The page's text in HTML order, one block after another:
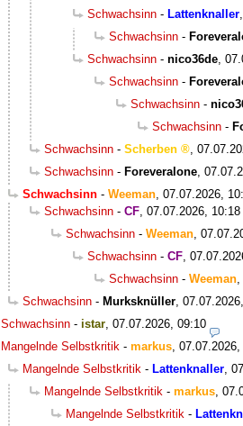
Schwachsinn - Lattenknaller
Schwachsinn -
Schwachsinn - nico36de
Schwachsinn -
Schwachsinn -
Schwachsinn -
Schwachsinn - Scherben
Schwachsinn - Foreveralone
Schwachsinn - Weeman 07.07.2026,
Schwachsinn - CF 07.07.2026, 10:18
Schwachsinn - Weeman
Schwachsinn - CF
Schwachsinn - Weeman
Schwachsinn - Murksknüller
Schwachsinn - istar 07.07.2026, 09:10
Mangelnde Selbstkritik - markus
Mangelnde Selbstkritik - Lattenknaller
Mangelnde Selbstkritik - markus
Mangelnde Selbstkritik -